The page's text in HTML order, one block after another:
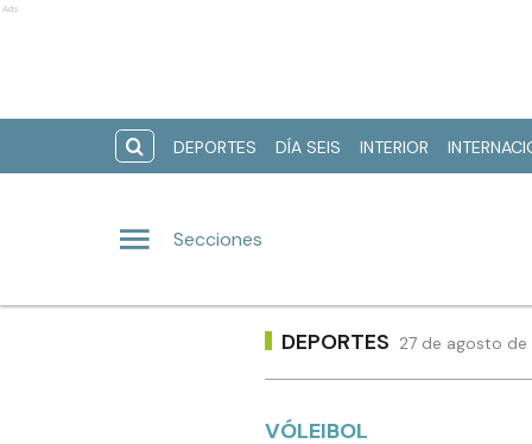
Ads
DEPORTES DÍA SEIS INTERIOR
Secciones
DEPORTES 27 de agosto
VÓLEIBOL